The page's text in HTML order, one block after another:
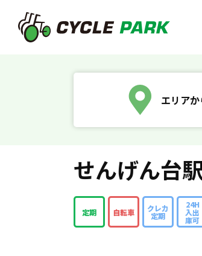
エリア
せんげん台
定期 自転車 クレカ
定期
24H
入出
庫可